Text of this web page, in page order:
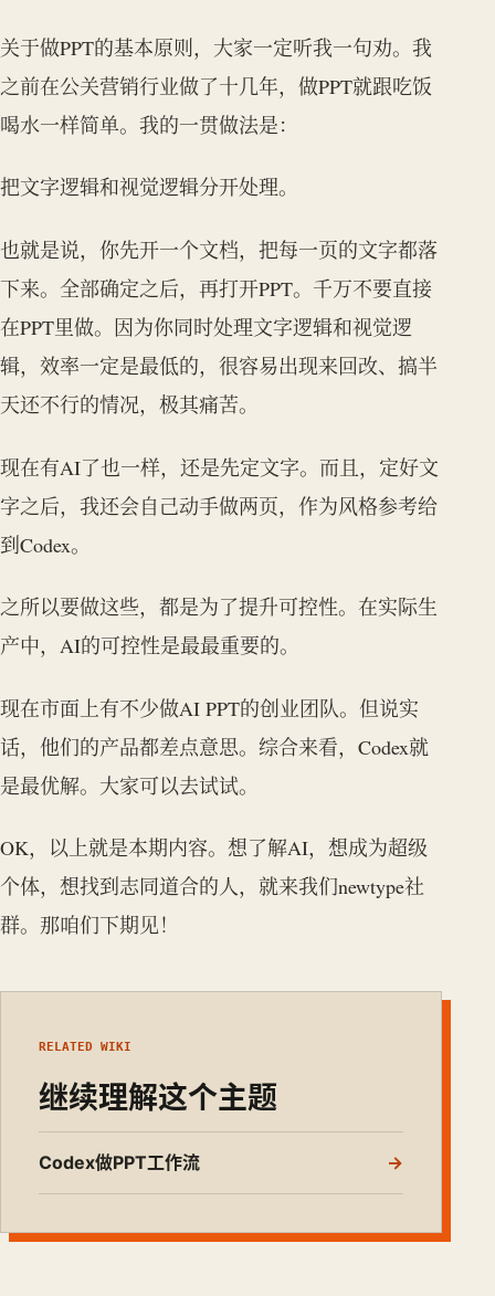
关于做PPT的基本原则，大家一定听我一句劝。我
之前在公关营销行业做了十几年，做PPT就跟吃饭
喝水一样简单。我的一贯做法是：
把文字逻辑和视觉逻辑分开处理。
也就是说，你先开一个文档，把每一页的文字都落
下来。全部确定之后，再打开PPT。千万不要直接
在PPT里做。因为你同时处理文字逻辑和视觉逻
辑，效率一定是最低的，很容易出现来回改、搞半
天还不行的情况，极其痛苦。
现在有AI了也一样，还是先定文字。而且，定好文
字之后，我还会自己动手做两页，作为风格参考给
到Codex。
之所以要做这些，都是为了提升可控性。在实际生
产中，AI的可控性是最最重要的。
现在市面上有不少做AI PPT的创业团队。但说实
话，他们的产品都差点意思。综合来看，Codex就
是最优解。大家可以去试试。
OK，以上就是本期内容。想了解AI，想成为超级
个体，想找到志同道合的人，就来我们newtype社
群。那咱们下期见！
RELATED WIKI
继续理解这个主题
Codex做PPT工作流 →